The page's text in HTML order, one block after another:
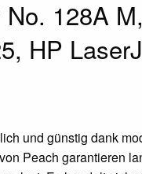
128A
HP
und günstig dank
Peach garantieren